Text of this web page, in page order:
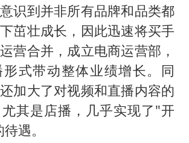
识到并非所有品牌和品类都
茁壮成长，因此迅速将买手
营合并，成立电商运营部，
式带动整体业绩增长。同
加大了对视频和直播内容的
其是店播，几乎实现了"开
遇。